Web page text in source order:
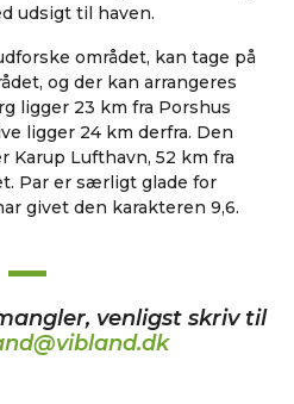
udsigt til haven.
området, kan tage på
og der kan arrangeres
ligger 23 km fra Porshus
ligger 24 km derfra. Den
Lufthavn, 52 km fra
Par er særligt glade for
givet den karakteren 9,6.
venligst skriv til